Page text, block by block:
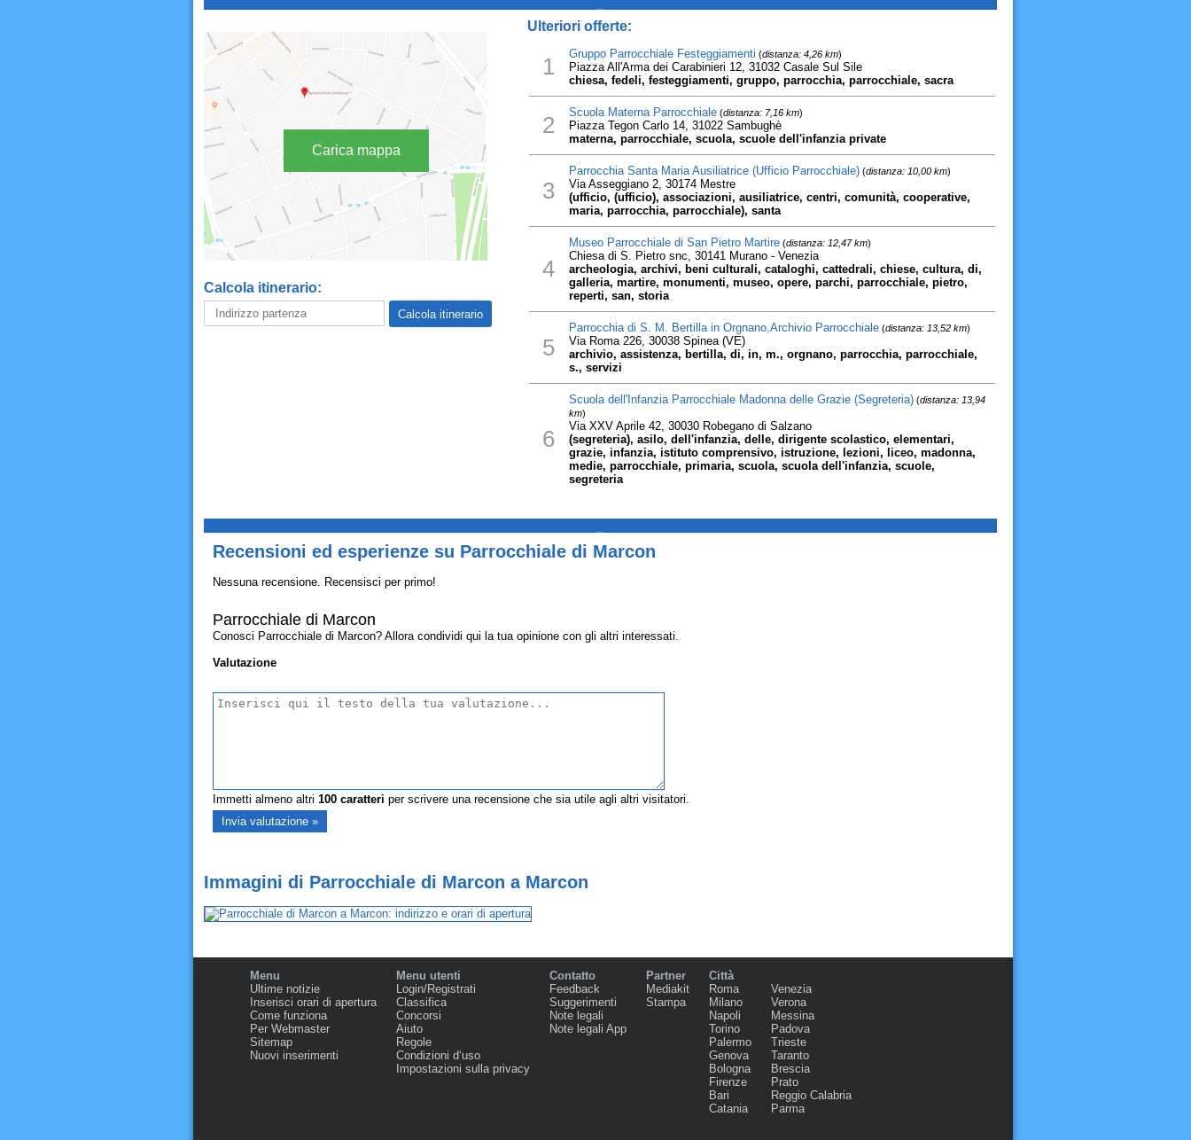
Carica mappa
Calcola itinerario:
Ulteriori offerte:
1 Gruppo Parrocchiale Festeggiamenti (distanza: 4,26 km)
Piazza All'Arma dei Carabinieri 12, 31032 Casale Sul Sile
chiesa, fedeli, festeggiamenti, gruppo, parrocchia, parrocchiale, sacra
2 Scuola Materna Parrocchiale(distanza: 7,16 km)
Piazza Tegon Carlo 14, 31022 Sambughè
materna, parrocchiale, scuola, scuole dell'infanzia private
3
Parrocchia Santa Maria Ausiliatrice (Ufficio Parrocchiale)(distanza: 10,00 km)
Via Asseggiano 2, 30174 Mestre
(ufficio, (ufficio), associazioni, ausiliatrice, centri, comunità, cooperative,
maria, parrocchia, parrocchiale), santa
4
Museo Parrocchiale di San Pietro Martire(distanza: 12,47 km)
Chiesa di S. Pietro snc, 30141 Murano - Venezia
archeologia, archivi, beni culturali, cataloghi, cattedrali, chiese, cultura, di,
galleria, martire, monumenti, museo, opere, parchi, parrocchiale, pietro,
reperti, san, storia
5
Parrocchia di S. M. Bertilla in Orgnano,Archivio Parrocchiale(distanza: 13,52 km)
Via Roma 226, 30038 Spinea (VE)
archivio, assistenza, bertilla, di, in, m., orgnano, parrocchia, parrocchiale,
s., servizi
6
Scuola dell'Infanzia Parrocchiale Madonna delle Grazie (Segreteria)(distanza: 13,94
km)
Via XXV Aprile 42, 30030 Robegano di Salzano
(segreteria), asilo, dell'infanzia, delle, dirigente scolastico, elementari,
grazie, infanzia, istituto comprensivo, istruzione, lezioni, liceo, madonna,
medie, parrocchiale, primaria, scuola, scuola dell'infanzia, scuole,
segreteria
Recensioni ed esperienze su Parrocchiale di Marcon
Nessuna recensione. Recensisci per primo!
Parrocchiale di Marcon
Conosci Parrocchiale di Marcon? Allora condividi qui la tua opinione con gli altri interessati.
Valutazione
Immetti almeno altri 100caratteri per scrivere una recensione che sia utile agli altri visitatori.
Immagini di Parrocchiale di Marcon a Marcon
Menu
Ultime notizie
Inserisci orari di apertura
Come funziona
Per Webmaster
Sitemap
Nuovi inserimenti
Menu utenti
Login/Registrati
Classifica
Concorsi
Aiuto
Regole
Condizioni d‘uso
Impostazioni sulla privacy
Contatto
Feedback
Suggerimenti
Note legali
Note legali App
Partner
Mediakit
Stampa
Città
Roma
Milano
Napoli
Torino
Palermo
Genova
Bologna
Firenze
Bari
Catania
Venezia
Verona
Messina
Padova
Trieste
Taranto
Brescia
Prato
Reggio Calabria
Parma